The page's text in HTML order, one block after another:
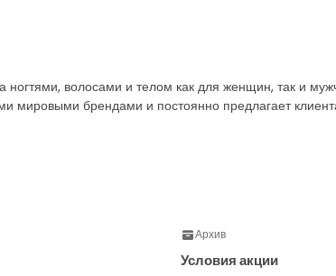
ногтями, волосами и телом как для женщин, так и
мировыми брендами и постоянно предлагает
Архив
Условия акции